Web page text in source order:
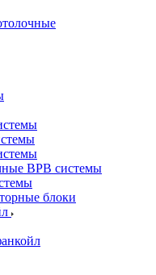
ВРВ системы
блоки